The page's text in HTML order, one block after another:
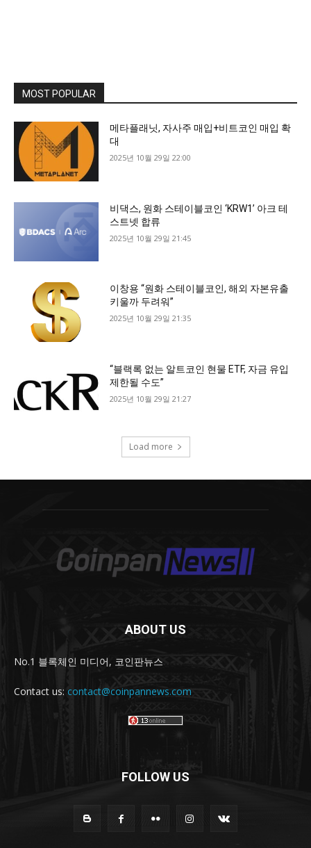
ABOUT US
No.1 블록체인 미디어, 코인판뉴스
Contact us: contact@coinpannews.com
FOLLOW US